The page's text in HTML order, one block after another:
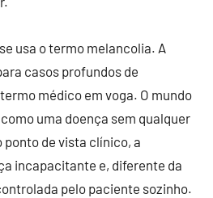
usa o termo melancolia. A
casos profundos de
médico em voga. O mundo
uma doença sem qualquer
de vista clínico, a
incapacitante e, diferente da
pelo paciente sozinho.